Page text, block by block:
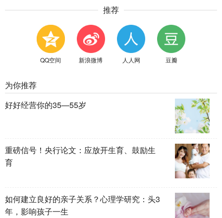
推荐
QQ空间 新浪微博 人人网 豆瓣
为你推荐
好好经营你的35—55岁
重磅信号！央行论文：应放开生育、鼓励生
育
如何建立良好的亲子关系？心理学研究：头3
年，影响孩子一生